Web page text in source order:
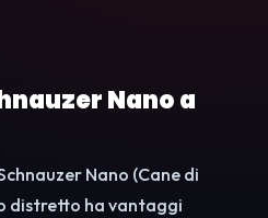
Nano a
Nano (Cane di
distretto ha vantaggi